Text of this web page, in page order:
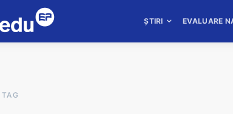
ȘTIRI EVALUARE